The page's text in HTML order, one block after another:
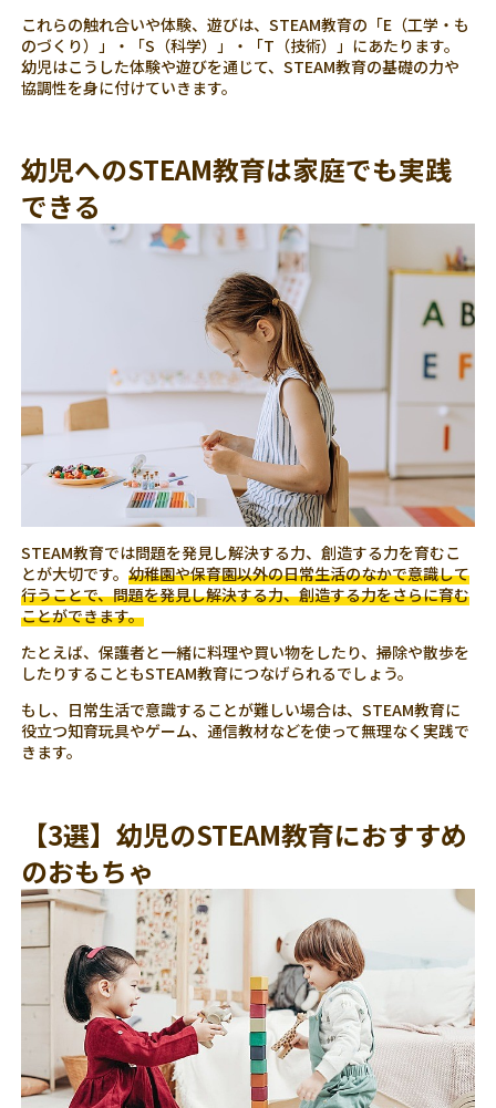
これらの触れ合いや体験、遊びは、STEAM教育の「E（工学・も
のづくり）」・「S（科学）」・「T（技術）」にあたります。
幼児はこうした体験や遊びを通じて、STEAM教育の基礎の力や
協調性を身に付けていきます。
幼児へのSTEAM教育は家庭でも実践
できる
STEAM教育では問題を発見し解決する力、創造する力を育むこ
とが大切です。幼稚園や保育園以外の日常生活のなかで意識して
行うことで、問題を発見し解決する力、創造する力をさらに育む
ことができます。
たとえば、保護者と一緒に料理や買い物をしたり、掃除や散歩を
したりすることもSTEAM教育につなげられるでしょう。
もし、日常生活で意識することが難しい場合は、STEAM教育に
役立つ知育玩具やゲーム、通信教材などを使って無理なく実践で
きます。
【3選】幼児のSTEAM教育におすすめ
のおもちゃ